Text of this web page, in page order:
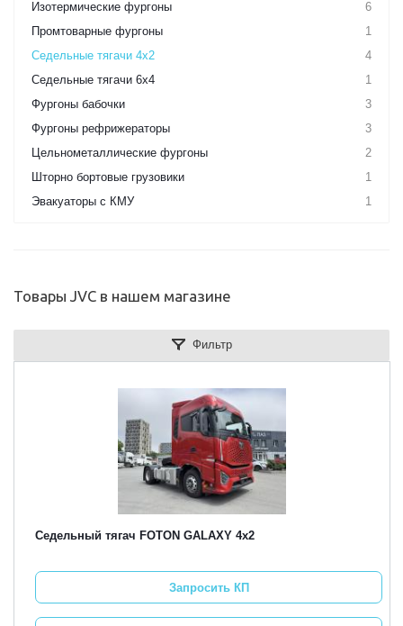
Изотермические фургоны
6
Промтоварные фургоны
1
Седельные тягачи 4х2
4
Седельные тягачи 6х4
1
Фургоны бабочки
3
Фургоны рефрижераторы
3
Цельнометаллические фургоны
2
Шторно бортовые грузовики
1
Эвакуаторы с КМУ
1
Товары JVC в нашем магазине
Фильтр
Седельный тягач FOTON GALAXY 4х2
Запросить КП